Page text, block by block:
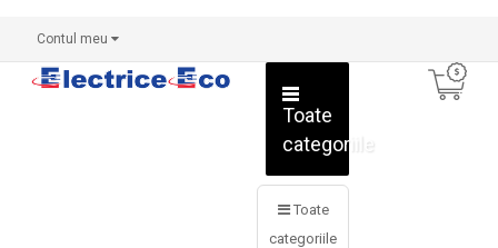
Contul meu
Toate
categoriile
Toate
categoriile